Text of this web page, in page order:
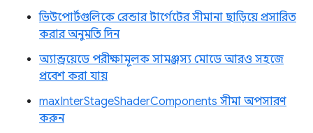
ভিউপোর্টগুলিকে রেন্ডার টার্গেটের সীমানা ছাড়িয়ে প্রসারিত
করার অনুমতি দিন
অ্যান্ড্রয়েডে পরীক্ষামূলক সামঞ্জস্য মোডে আরও সহজে
প্রবেশ করা যায়
maxInterStageShaderComponents সীমা অপসারণ
করুন